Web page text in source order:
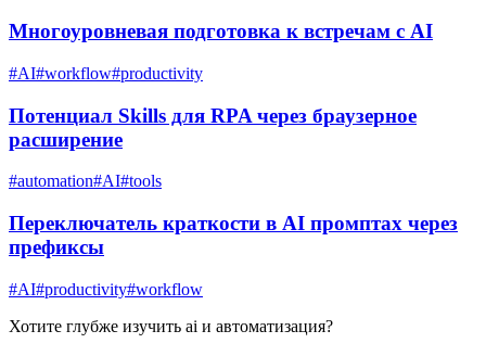
Многоуровневая подготовка к встречам с AI
#AI#workflow#productivity
Потенциал Skills для RPA через браузерное
расширение
#automation#AI#tools
Переключатель краткости в AI промптах через
префиксы
#AI#productivity#workflow
Хотите глубже изучить ai и автоматизация?